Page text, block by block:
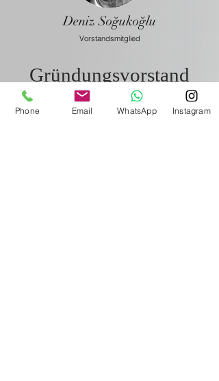
Deniz Soğukoğlu
Vorstandsmitglied
Gründungsvorstand
Phone Email WhatsApp Instagram